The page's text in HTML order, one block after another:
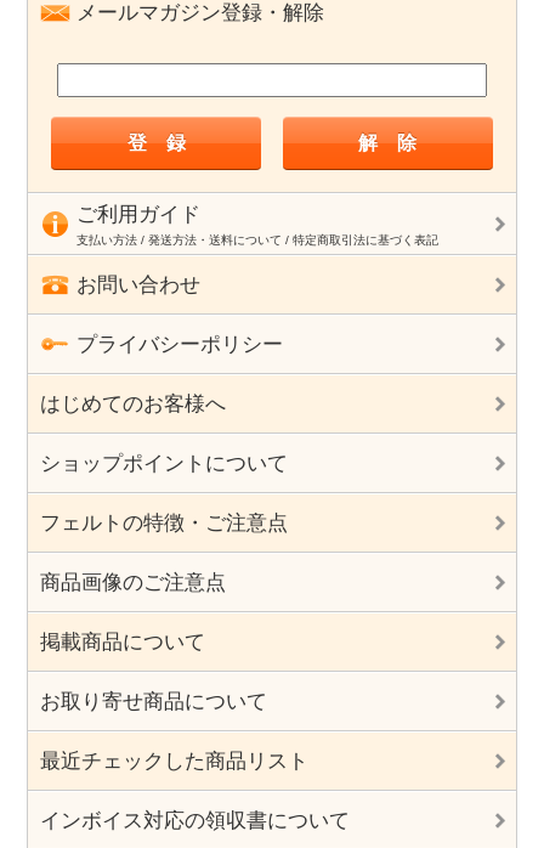
メールマガジン登録・解除
ご利用ガイド
支払い方法 / 発送方法・送料について / 特定商取引法に基づく表記
お問い合わせ
プライバシーポリシー
はじめてのお客様へ
ショップポイントについて
フェルトの特徴・ご注意点
商品画像のご注意点
掲載商品について
お取り寄せ商品について
最近チェックした商品リスト
インボイス対応の領収書について